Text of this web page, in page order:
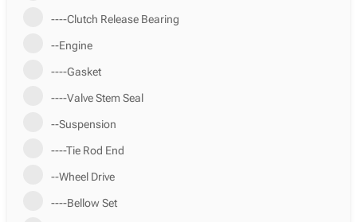
----Clutch Release Bearing
--Engine
----Gasket
----Valve Stem Seal
--Suspension
----Tie Rod End
--Wheel Drive
----Bellow Set